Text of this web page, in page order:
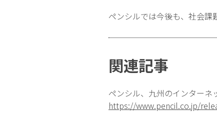
ペンシルでは今後も、社会課
関連記事
ペンシル、九州のインター
https://www.pencil.co.jp/